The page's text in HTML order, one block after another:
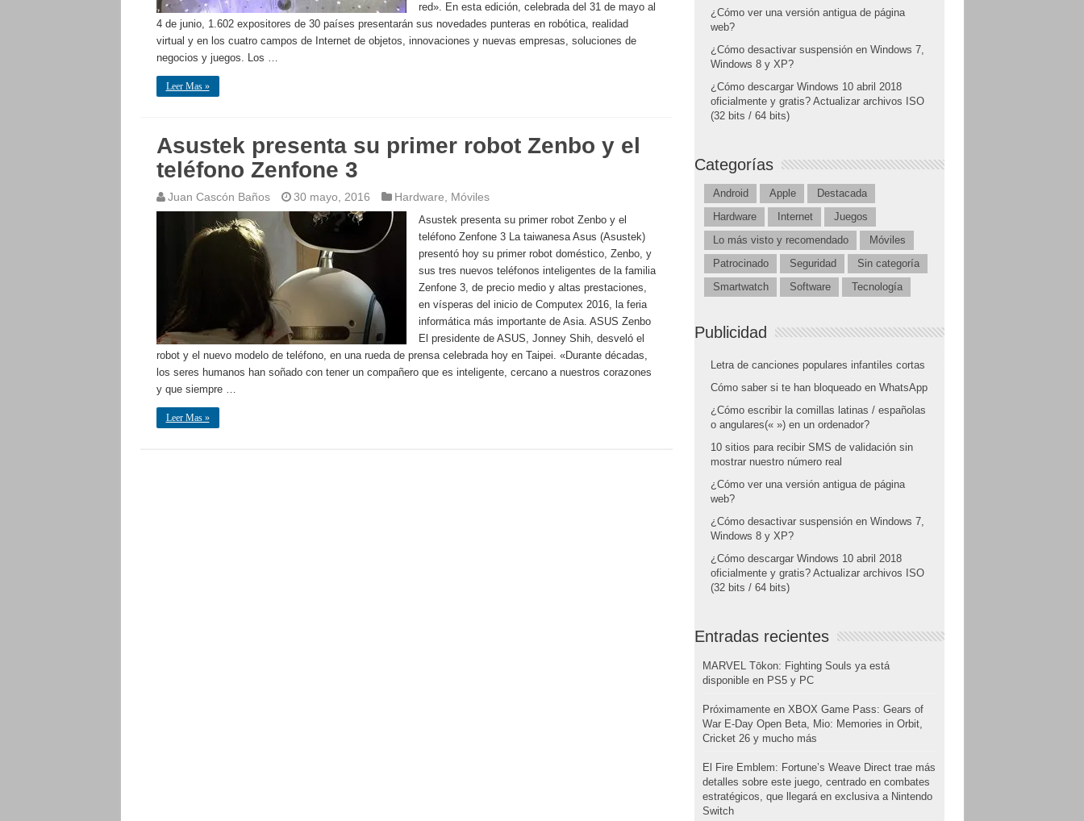
red». En esta edición, celebrada del 31 de mayo al
4 de junio, 1.602 expositores de 30 países presentarán sus novedades punteras en robótica, realidad
virtual y en los cuatro campos de Internet de objetos, innovaciones y nuevas empresas, soluciones de
negocios y juegos. Los …
Leer Mas »
Asustek presenta su primer robot Zenbo y el
teléfono Zenfone 3
Juan Cascón Baños 30 mayo, 2016 Hardware Móviles
Asustek presenta su primer robot Zenbo y el
teléfono Zenfone 3 La taiwanesa Asus (Asustek)
presentó hoy su primer robot doméstico, Zenbo, y
sus tres nuevos teléfonos inteligentes de la familia
Zenfone 3, de precio medio y altas prestaciones,
en vísperas del inicio de Computex 2016, la feria
informática más importante de Asia. ASUS Zenbo
El presidente de ASUS, Jonney Shih, desveló el
robot y el nuevo modelo de teléfono, en una rueda de prensa celebrada hoy en Taipei. «Durante décadas,
los seres humanos han soñado con tener un compañero que es inteligente, cercano a nuestros corazones
y que siempre …
Leer Mas »
¿Cómo ver una versión antigua de página
web?
¿Cómo desactivar suspensión en Windows 7,
Windows 8 y XP?
¿Cómo descargar Windows 10 abril 2018
oficialmente y gratis? Actualizar archivos ISO
(32 bits / 64 bits)
Categorías
Android Apple
Destacada
Hardware
Internet
Juegos
Lo más visto y recomendado
Móviles
Patrocinado
Seguridad
Sin categoría
Smartwatch
Software Tecnología
Publicidad
Letra de canciones populares infantiles cortas
Cómo saber si te han bloqueado en WhatsApp
¿Cómo escribir la comillas latinas / españolas
o angulares(« ») en un ordenador?
10 sitios para recibir SMS de validación sin
mostrar nuestro número real
¿Cómo ver una versión antigua de página
web?
¿Cómo desactivar suspensión en Windows 7,
Windows 8 y XP?
¿Cómo descargar Windows 10 abril 2018
oficialmente y gratis? Actualizar archivos ISO
(32 bits / 64 bits)
Entradas recientes
MARVEL Tōkon: Fighting Souls ya está
disponible en PS5 y PC
Próximamente en XBOX Game Pass: Gears of
War E-Day Open Beta, Mio: Memories in Orbit,
Cricket 26 y mucho más
El Fire Emblem: Fortune’s Weave Direct trae más
detalles sobre este juego, centrado en combates
estratégicos, que llegará en exclusiva a Nintendo
Switch